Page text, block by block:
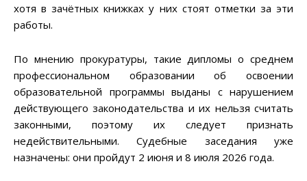
хотя в зачётных книжках у них стоят отметки за эти
работы.
По мнению прокуратуры, такие дипломы о среднем
профессиональном образовании об освоении
образовательной программы выданы с нарушением
действующего законодательства и их нельзя считать
законными, поэтому их следует признать
недействительными. Судебные заседания уже
назначены: они пройдут 2 июня и 8 июля 2026 года.